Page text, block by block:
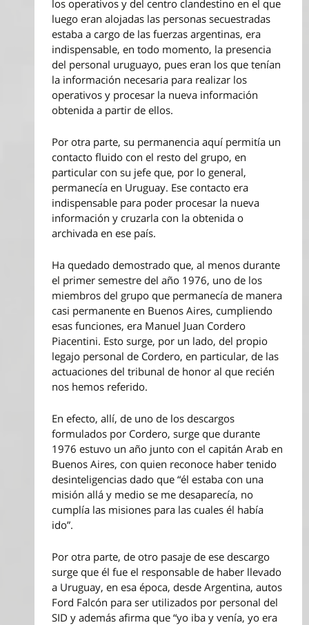
los operativos y del centro clandestino en el que
luego eran alojadas las personas secuestradas
estaba a cargo de las fuerzas argentinas, era
indispensable, en todo momento, la presencia
del personal uruguayo, pues eran los que tenían
la información necesaria para realizar los
operativos y procesar la nueva información
obtenida a partir de ellos.
Por otra parte, su permanencia aquí permitía un
contacto fluido con el resto del grupo, en
particular con su jefe que, por lo general,
permanecía en Uruguay. Ese contacto era
indispensable para poder procesar la nueva
información y cruzarla con la obtenida o
archivada en ese país.
Ha quedado demostrado que, al menos durante
el primer semestre del año 1976, uno de los
miembros del grupo que permanecía de manera
casi permanente en Buenos Aires, cumpliendo
esas funciones, era Manuel Juan Cordero
Piacentini. Esto surge, por un lado, del propio
legajo personal de Cordero, en particular, de las
actuaciones del tribunal de honor al que recién
nos hemos referido.
En efecto, allí, de uno de los descargos
formulados por Cordero, surge que durante
1976 estuvo un año junto con el capitán Arab en
Buenos Aires, con quien reconoce haber tenido
desinteligencias dado que “él estaba con una
misión allá y medio se me desaparecía, no
cumplía las misiones para las cuales él había
ido”.
Por otra parte, de otro pasaje de ese descargo
surge que él fue el responsable de haber llevado
a Uruguay, en esa época, desde Argentina, autos
Ford Falcón para ser utilizados por personal del
SID y además afirma que “yo iba y venía, yo era